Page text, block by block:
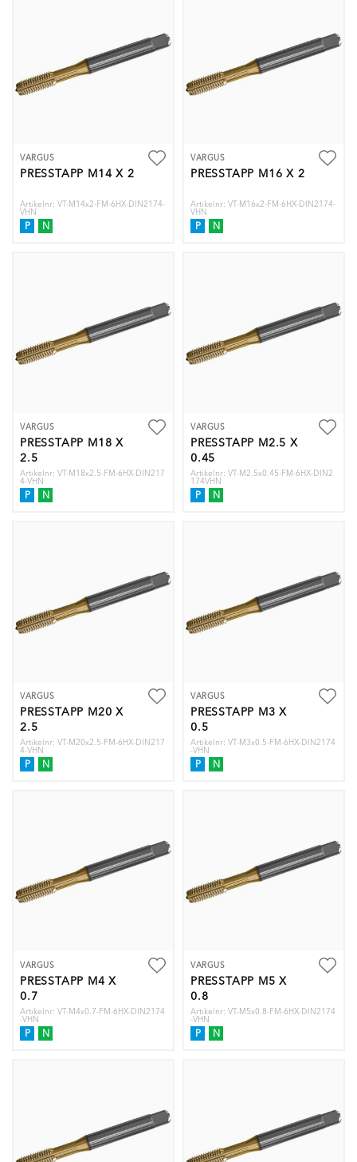
VARGUS
PRESSTAPP M14 X 2
Artikelnr: VT-M14x2-FM-6HX-DIN2174-
VHN
P N
VARGUS
PRESSTAPP M16 X 2
Artikelnr: VT-M16x2-FM-6HX-DIN2174-
VHN
P N
VARGUS
PRESSTAPP M18 X
2.5
Artikelnr: VT-M18x2.5-FM-6HX-DIN217
4-VHN
P N
VARGUS
PRESSTAPP M2.5 X
0.45
Artikelnr: VT-M2.5x0.45-FM-6HX-DIN2
174VHN
P N
VARGUS
PRESSTAPP M20 X
2.5
Artikelnr: VT-M20x2.5-FM-6HX-DIN217
4-VHN
P N
VARGUS
PRESSTAPP M3 X
0.5
Artikelnr: VT-M3x0.5-FM-6HX-DIN2174
-VHN
P N
VARGUS
PRESSTAPP M4 X
0.7
Artikelnr: VT-M4x0.7-FM-6HX-DIN2174
-VHN
P N
VARGUS
PRESSTAPP M5 X
0.8
Artikelnr: VT-M5x0.8-FM-6HX-DIN2174
-VHN
P N